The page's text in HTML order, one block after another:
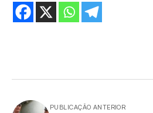
PUBLICAÇÃO ANTERIOR